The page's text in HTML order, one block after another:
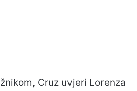
Cruz uvjeri Lorenza